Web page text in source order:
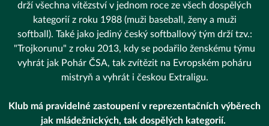
drží všechna vítězství v jednom roce ze všech dospělých
kategorií z roku 1988 (muži baseball, ženy a muži
softball). Také jako jediný český softballový tým drží tzv.:
"Trojkorunu" z roku 2013, kdy se podařilo ženskému týmu
vyhrát jak Pohár ČSA, tak zvítězit na Evropském poháru
mistryň a vyhrát i českou Extraligu.
Klub má pravidelné zastoupení v reprezentačních výběrech
jak mládežnických, tak dospělých kategorií.